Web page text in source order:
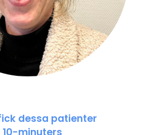
dessa patienter
minuters